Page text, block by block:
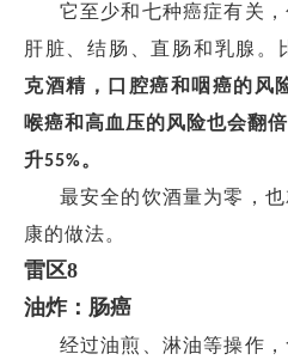
它至少和七种癌症有关
肝脏、结肠、直肠和乳腺。
克酒精，口腔癌和咽癌的风
喉癌和高血压的风险也会翻
升55%。
最安全的饮酒量为零，
康的做法。
雷区8
油炸：肠癌
经过油煎、淋油等操作